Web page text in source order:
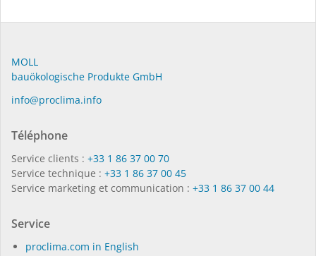
MOLL
bauöko­lo­gi­sche Pro­duk­te GmbH
in­fo@procli­ma.info
Téléphone
Service clients : +33 1 86 37 00 70
Service technique : +33 1 86 37 00 45
Service marketing et communication : +33 1 86 37 00 44
Service
proclima.com in English